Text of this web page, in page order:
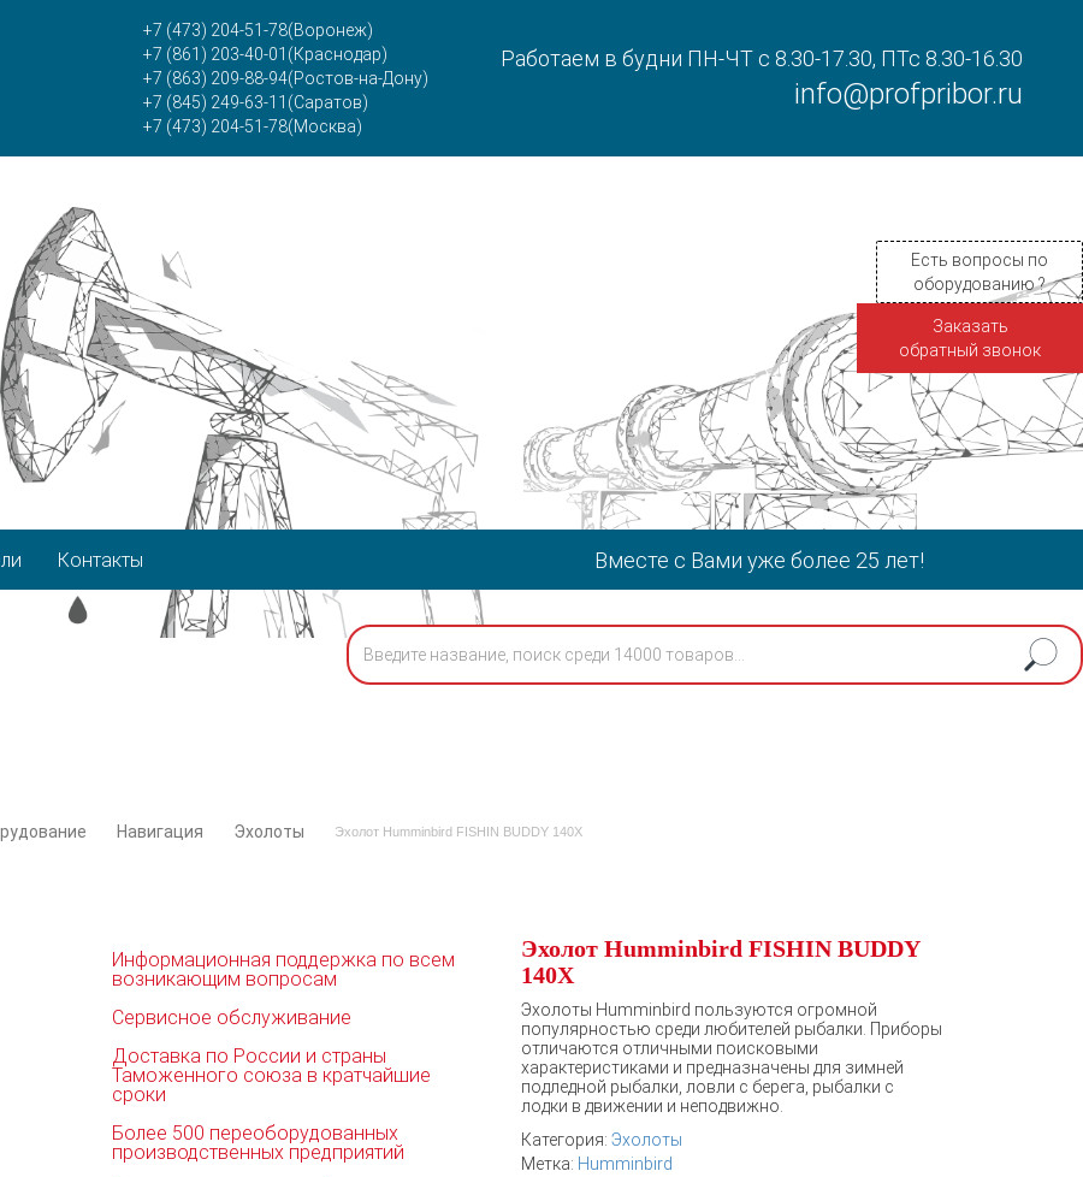
+7 (473) 204-51-78(Воронеж)
+7 (861) 203-40-01 (Краснодар)
+7 (863) 209-88-94(Ростов-на-Дону)
+7 (845) 249-63-11 (Саратов)
+7 (473) 204-51-78(Москва)
Работаем в будни ПН-ЧТ с 8.30-17.30, ПТс 8.30-16.30
info@profpribor.ru
Есть вопросы по
оборудованию ?
Заказать
обратный звонок
Контакты Вместе с Вами уже более 25 лет!
Навигация Эхолоты Эхолот Humminbird FISHIN BUDDY 140X
Информационная поддержка по всем
возникающим вопросам
Сервисное обслуживание
Доставка по России и страны
Таможенного союза в кратчайшие
сроки
Более 500 переоборудованных
производственных предприятий
Эхолот Humminbird FISHIN BUDDY
140X
Эхолоты Humminbird пользуются огромной
популярностью среди любителей рыбалки. Приборы
отличаются отличными поисковыми
характеристиками и предназначены для зимней
подледной рыбалки, ловли с берега, рыбалки с
лодки в движении и неподвижно.
Категория: Эхолоты
Метка: Humminbird